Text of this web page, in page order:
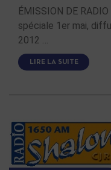
ÉMISSION DE
spéciale 1er mai,
2012 …
LIRE LA SUITE